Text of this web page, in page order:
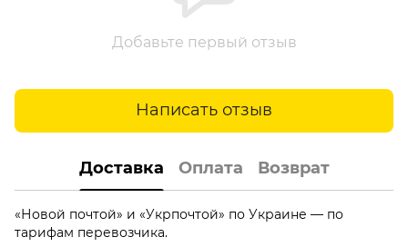
Добавьте первый отзыв
Написать отзыв
Доставка Оплата Возврат
«Новой почтой» и «Укрпочтой» по Украине — по
тарифам перевозчика.